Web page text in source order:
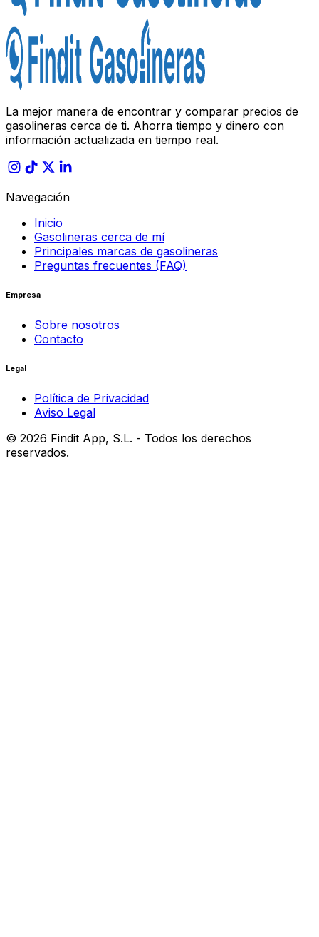
La mejor manera de encontrar y comparar precios de
gasolineras cerca de ti. Ahorra tiempo y dinero con
información actualizada en tiempo real.
Navegación
Inicio
Gasolineras cerca de mí
Principales marcas de gasolineras
Preguntas frecuentes (FAQ)
Empresa
Sobre nosotros
Contacto
Legal
Política de Privacidad
Aviso Legal
© 2026 Findit App, S.L. - Todos los derechos
reservados.